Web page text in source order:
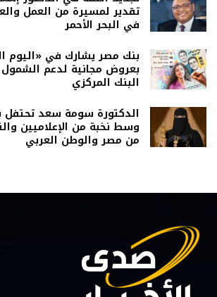
تقدير لمسيرة من العمل
في البحر الأحمر
بنك مصر يشارك في «اليوم
بعروض مجانية لدعم الشمول
البنك المركزي
الدكتورة سومة سعد تحتفل
وسط نخبة من الإعلاميين
من مصر والوطن العربي